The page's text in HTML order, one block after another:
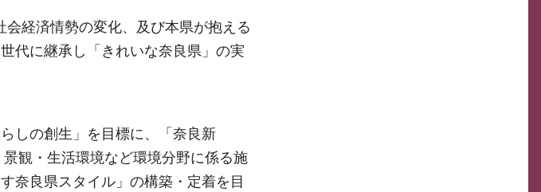
経済情勢の変化、及び本県が抱える
代に継承し「きれいな奈良県」の実
しの創生」を目標に、「奈良新
観・生活環境など環境分野に係る施
奈良県スタイル」の構築・定着を目